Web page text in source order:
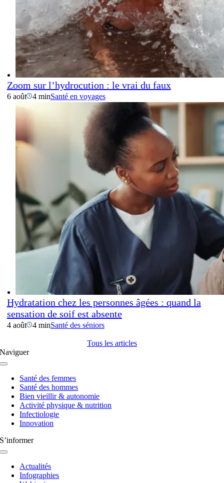
Zoom sur l’hydrocution : le vrai du faux
6 août 4 minSanté en voyages
Hydratation chez les personnes âgées : quand la
sensation de soif est absente
4 août 4 minSanté des séniors
Tous les articles
Naviguer
Navigation
basculeSanté des femmes
Santé des hommes
Bien vieillir & autonomie
Activité physique & nutrition
Infectiologie
Innovation
S’informer
Navigation
basculeActualités
Infographies